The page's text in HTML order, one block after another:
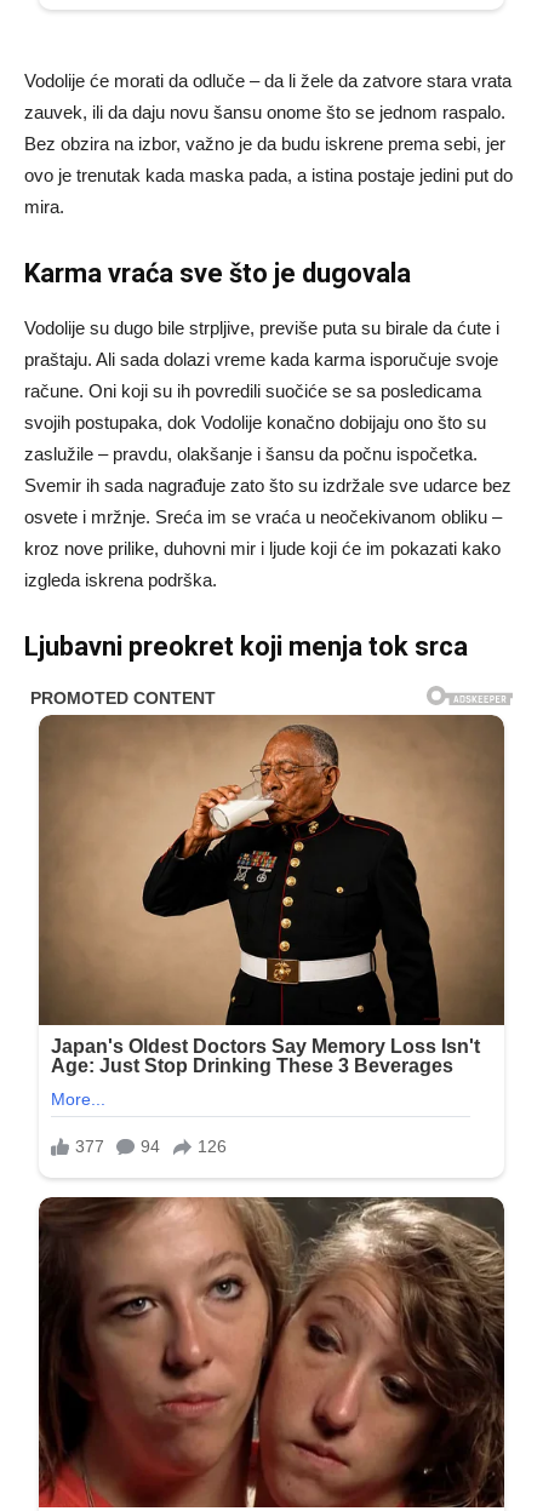
Vodolije će morati da odluče – da li žele da zatvore stara vrata
zauvek, ili da daju novu šansu onome što se jednom raspalo.
Bez obzira na izbor, važno je da budu iskrene prema sebi, jer
ovo je trenutak kada maska pada, a istina postaje jedini put do
mira.
Karma vraća sve što je dugovala
Vodolije su dugo bile strpljive, previše puta su birale da ćute i
praštaju. Ali sada dolazi vreme kada karma isporučuje svoje
račune. Oni koji su ih povredili suočiće se sa posledicama
svojih postupaka, dok Vodolije konačno dobijaju ono što su
zaslužile – pravdu, olakšanje i šansu da počnu ispočetka.
Svemir ih sada nagrađuje zato što su izdržale sve udarce bez
osvete i mržnje. Sreća im se vraća u neočekivanom obliku –
kroz nove prilike, duhovni mir i ljude koji će im pokazati kako
izgleda iskrena podrška.
Ljubavni preokret koji menja tok srca